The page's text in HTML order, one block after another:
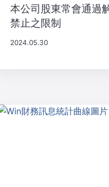
本公司股東常會通過
禁止之限制
2024.05.30